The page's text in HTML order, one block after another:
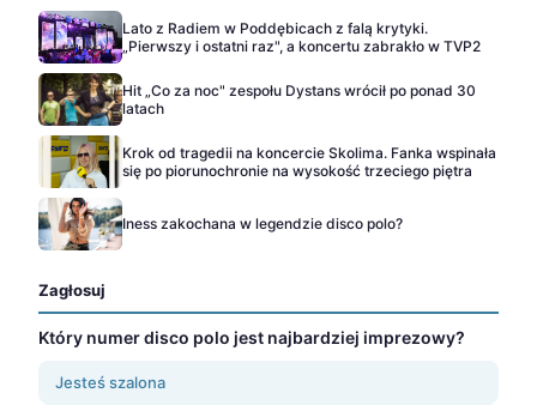
Lato z Radiem w Poddębicach z falą krytyki.
„Pierwszy i ostatni raz", a koncertu zabrakło w TVP2
Hit „Co za noc" zespołu Dystans wrócił po ponad 30
latach
Krok od tragedii na koncercie Skolima. Fanka wspinała
się po piorunochronie na wysokość trzeciego piętra
Iness zakochana w legendzie disco polo?
Zagłosuj
Który numer disco polo jest najbardziej imprezowy?
Jesteś szalona